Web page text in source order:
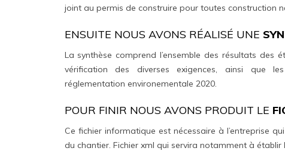
joint au permis de construire pour toutes construction
ENSUITE NOUS AVONS RÉALISÉ UNE
La synthèse comprend l’ensemble des résultats
vérification des diverses exigences, ainsi que
réglementation environementale 2020.
POUR FINIR NOUS AVONS PRODUIT LE
Ce fichier informatique est nécessaire à l’entreprise
du chantier. Fichier xml qui servira notamment à établir